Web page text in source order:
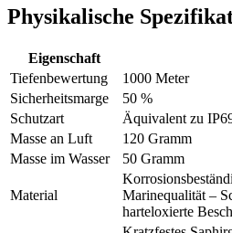
Physikalische
Eigenschaft
Tiefenbewertung
1000 Meter
Sicherheitsmarge
50 %
Schutzart
Äquivalent zu
Masse an Luft
120 Gramm
Masse im Wasser
50 Gramm
Material
Marinequalität –
harteloxierte